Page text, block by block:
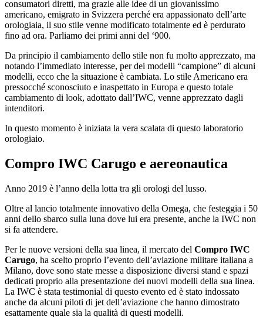
consumatori diretti, ma grazie alle idee di un giovanissimo
americano, emigrato in Svizzera perché era appassionato dell’arte
orologiaia, il suo stile venne modificato totalmente ed è perdurato
fino ad ora. Parliamo dei primi anni del ‘900.
Da principio il cambiamento dello stile non fu molto apprezzato, ma
notando l’immediato interesse, per dei modelli “campione” di alcuni
modelli, ecco che la situazione è cambiata. Lo stile Americano era
pressocché sconosciuto e inaspettato in Europa e questo totale
cambiamento di look, adottato dall’IWC, venne apprezzato dagli
intenditori.
In questo momento è iniziata la vera scalata di questo laboratorio
orologiaio.
Compro IWC Carugo e aereonautica
Anno 2019 è l’anno della lotta tra gli orologi del lusso.
Oltre al lancio totalmente innovativo della Omega, che festeggia i 50
anni dello sbarco sulla luna dove lui era presente, anche la IWC non
si fa attendere.
Per le nuove versioni della sua linea, il mercato del Compro IWC
Carugo, ha scelto proprio l’evento dell’aviazione militare italiana a
Milano, dove sono state messe a disposizione diversi stand e spazi
dedicati proprio alla presentazione dei nuovi modelli della sua linea.
La IWC è stata testimonial di questo evento ed è stato indossato
anche da alcuni piloti di jet dell’aviazione che hanno dimostrato
esattamente quale sia la qualità di questi modelli.